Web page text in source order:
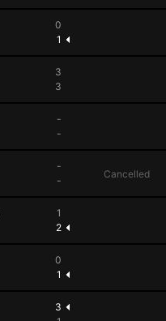
0
1
3
3
-
-
-
-
Cancelled
1
2
0
1
3